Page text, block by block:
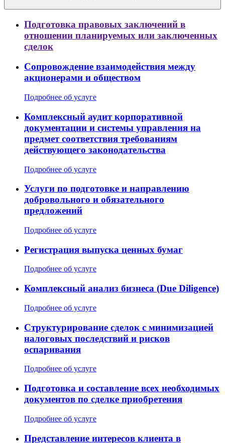
Подготовка правовых заключений в
отношении планируемых или заключенных
сделок
Сопровождение взаимодействия между
акционерами и обществом
Подробнее об услуге
Комплексный аудит корпоративной
документации и системы управления на
предмет соответствия требованиям
действующего законодательства
Подробнее об услуге
Услуги по подготовке и направлению
добровольного и обязательного
предложений
Подробнее об услуге
Регистрация выпуска ценных бумаг
Подробнее об услуге
Комплексный анализ бизнеса (Due Diligence)
Подробнее об услуге
Структурирование сделок с минимизацией
налоговых последствий и рисков
оспаривания
Подробнее об услуге
Подготовка и составление всех необходимых
документов по сделке приобретения
Подробнее об услуге
Представление интересов клиента в